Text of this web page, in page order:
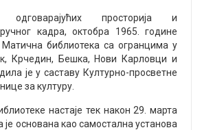
одговарајућих просторија и
кадра, октобра 1965. године
библиотека са огранцима у
Крчедин, Бешка, Нови Карловци и
је у саставу Културно-просветне
за културу.
настаје тек након 29. марта
је основана као самостална установа